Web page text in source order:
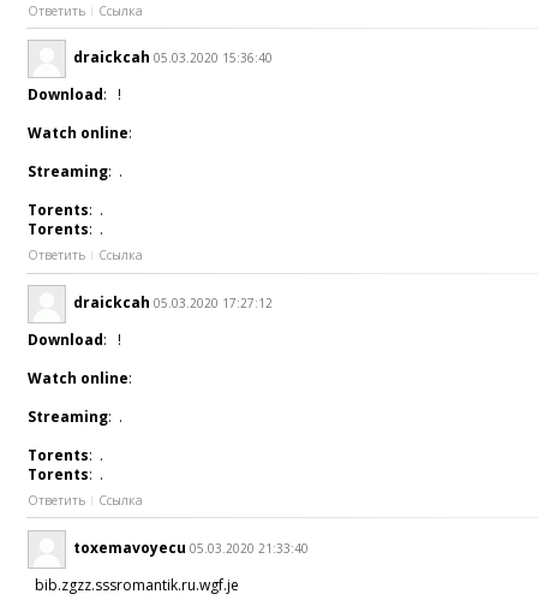
Ответить Ссылка
draickcah 05.03.2020 15:36:40
Download: !
Watch online:
Streaming: .
Torents: .
Torents: .
Ответить Ссылка
draickcah 05.03.2020 17:27:12
Download: !
Watch online:
Streaming: .
Torents: .
Torents: .
Ответить Ссылка
toxemavoyecu 05.03.2020 21:33:40
bib.zgzz.sssromantik.ru.wgf.je